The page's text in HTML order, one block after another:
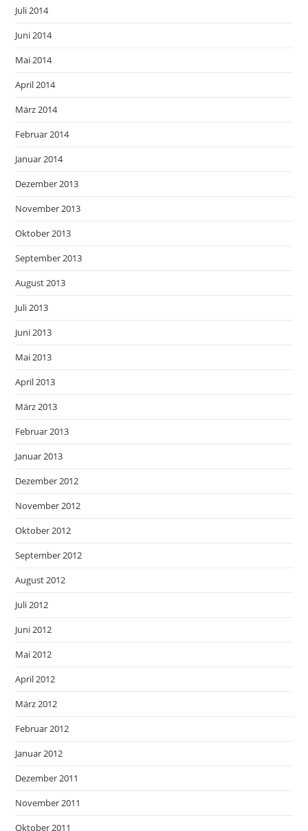
Juli 2014
Juni 2014
Mai 2014
April 2014
März 2014
Februar 2014
Januar 2014
Dezember 2013
November 2013
Oktober 2013
September 2013
August 2013
Juli 2013
Juni 2013
Mai 2013
April 2013
März 2013
Februar 2013
Januar 2013
Dezember 2012
November 2012
Oktober 2012
September 2012
August 2012
Juli 2012
Juni 2012
Mai 2012
April 2012
März 2012
Februar 2012
Januar 2012
Dezember 2011
November 2011
Oktober 2011